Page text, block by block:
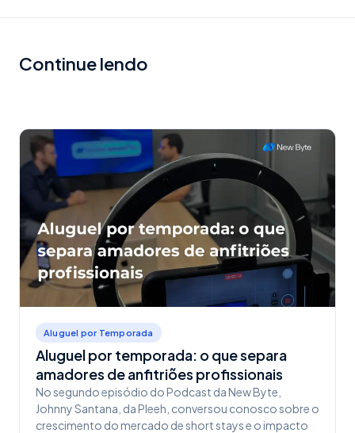
Continue lendo
Aluguel por Temporada
Aluguel por temporada: o que separa
amadores de anfitriões profissionais
No segundo episódio do Podcast da New Byte,
Johnny Santana, da Pleeh, conversou conosco sobre o
crescimento do mercado de short stays e o impacto